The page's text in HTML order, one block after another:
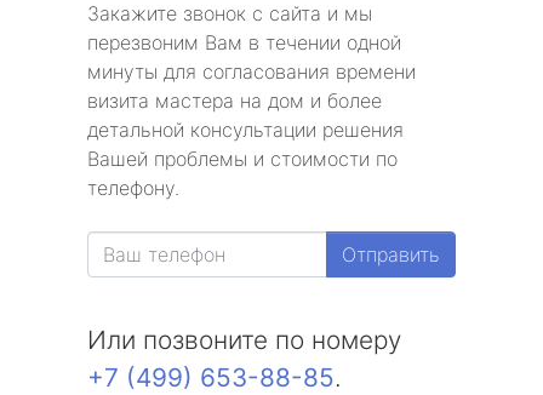
Закажите звонок с сайта и мы
перезвоним Вам в течении одной
минуты для согласования времени
визита мастера на дом и более
детальной консультации решения
Вашей проблемы и стоимости по
телефону.
Отправить
Или позвоните по номеру
+7 (499) 653-88-85.